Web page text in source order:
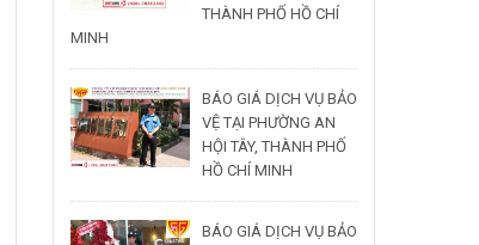
THÀNH PHỐ HỒ CHÍ
MINH
BÁO GIÁ DỊCH VỤ BẢO
VỆ TẠI PHƯỜNG AN
HỘI TÂY, THÀNH PHỐ
HỒ CHÍ MINH
BÁO GIÁ DỊCH VỤ BẢO